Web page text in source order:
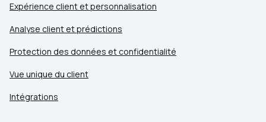
Expérience client et personnalisation
Analyse client et prédictions
Protection des données et confidentialité
Vue unique du client
Intégrations